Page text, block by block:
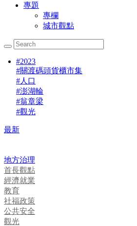
專題
專欄
城市觀點
#2023
#關渡碼頭貨櫃市集
#人口
#澎湖輪
#翁章梁
#觀光
最新
地方治理
首長觀點
經濟就業
教育
社福政策
公共安全
觀光